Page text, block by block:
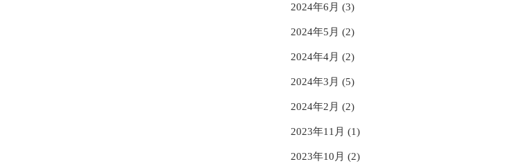
2024年6月 (3)
2024年5月 (2)
2024年4月 (2)
2024年3月 (5)
2024年2月 (2)
2023年11月 (1)
2023年10月 (2)